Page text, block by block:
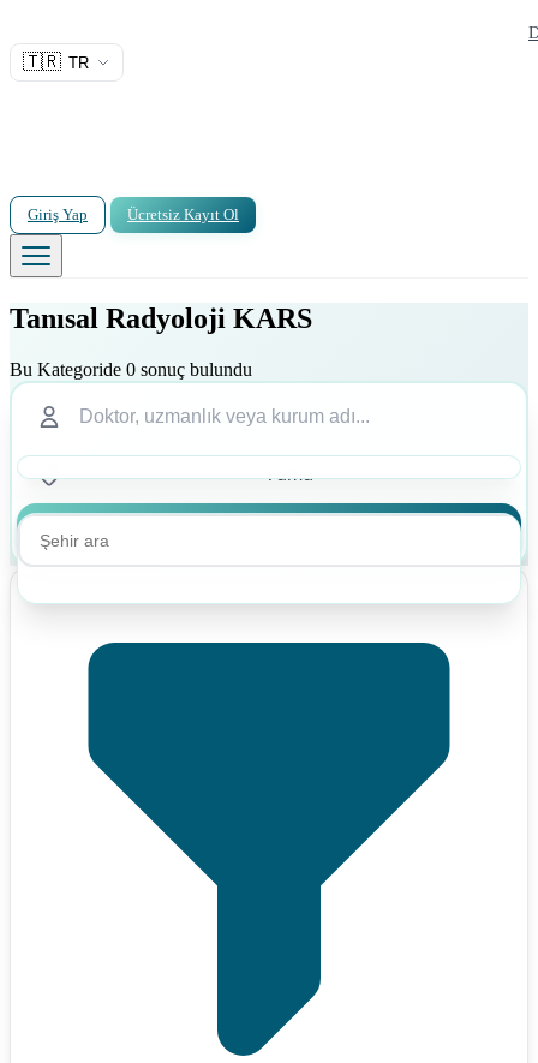
🇹🇷 TR
Giriş Yap Ücretsiz Kayıt Ol
Tanısal Radyoloji KARS
Bu Kategoride 0 sonuç bulundu